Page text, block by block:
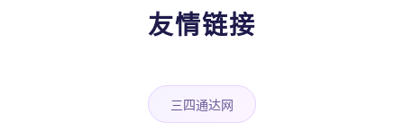
友情链接
三四通达网